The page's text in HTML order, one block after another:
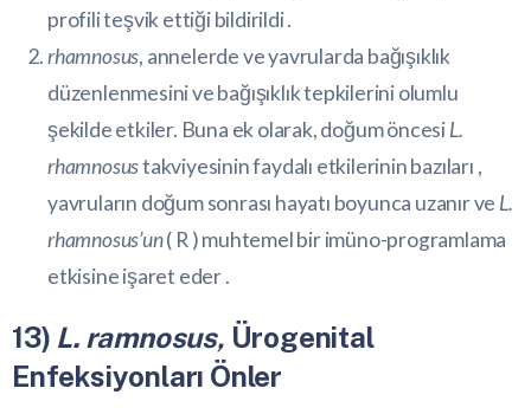
profili teşvik ettiği bildirildi .
rhamnosus, annelerde ve yavrularda bağışıklık
düzenlenmesini ve bağışıklık tepkilerini olumlu
şekilde etkiler. Buna ek olarak, doğum öncesiL.
rhamnosustakviyesinin faydalı etkilerinin bazıları ,
yavruların doğum sonrası hayatı boyunca uzanır ve L.
rhamnosus’un( R ) muhtemel bir imüno-programlama
etkisine işaret eder .
13) L. ramnosus, Ürogenital
Enfeksiyonları Önler